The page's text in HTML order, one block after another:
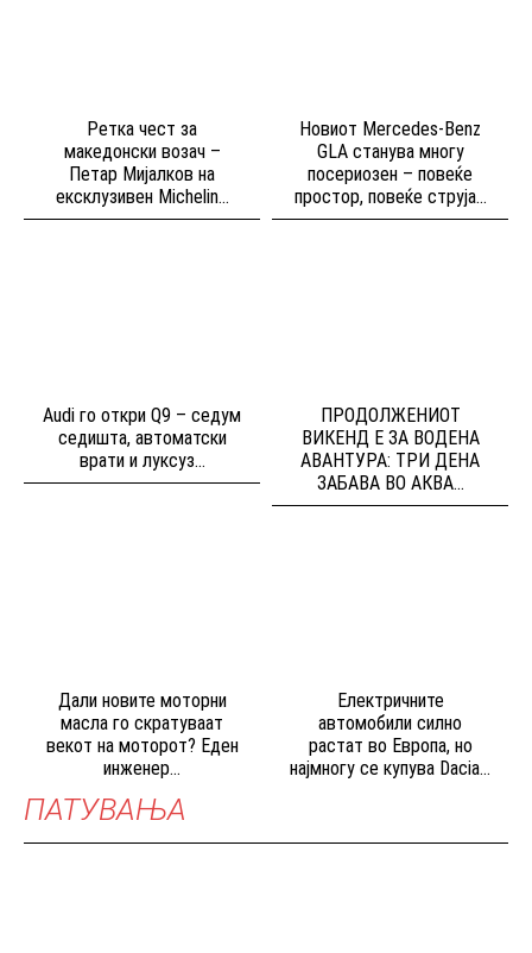
Ретка чест за
македонски возач –
Петар Мијалков на
ексклузивен Michelin...
Новиот Mercedes-Benz
GLA станува многу
посериозен – повеќе
простор, повеќе струја...
Audi го откри Q9 – седум
седишта, автоматски
врати и луксуз...
ПРОДОЛЖЕНИОТ
ВИКЕНД Е ЗА ВОДЕНА
АВАНТУРА: ТРИ ДЕНА
ЗАБАВА ВО АКВА...
Дали новите моторни
масла го скратуваат
векот на моторот? Еден
инженер...
Електричните
автомобили силно
растат во Европа, но
најмногу се купува Dacia...
ПАТУВАЊА